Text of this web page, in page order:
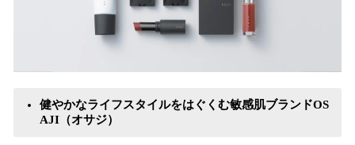
健やかなライフスタイルをはぐくむ敏感肌ブランドOS
AJI（オサジ）